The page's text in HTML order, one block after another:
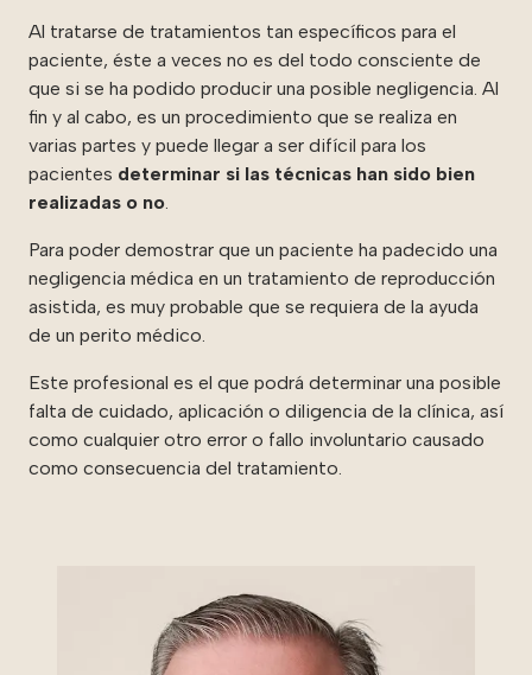
Al tratarse de tratamientos tan específicos para el
paciente, éste a veces no es del todo consciente de
que si se ha podido producir una posible negligencia. Al
fin y al cabo, es un procedimiento que se realiza en
varias partes y puede llegar a ser difícil para los
pacientes determinar si las técnicas han sido bien
realizadas o no
Para poder demostrar que un paciente ha padecido una
negligencia médica en un tratamiento de reproducción
asistida, es muy probable que se requiera de la ayuda
de un perito médico.
Este profesional es el que podrá determinar una posible
falta de cuidado, aplicación o diligencia de la clínica, así
como cualquier otro error o fallo involuntario causado
como consecuencia del tratamiento.